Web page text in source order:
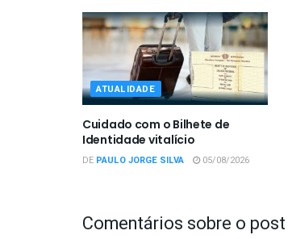
ATUALIDADE
Cuidado com o Bilhete de
Identidade vitalício
DE PAULO JORGE SILVA 05/08/2026
Comentários sobre o post